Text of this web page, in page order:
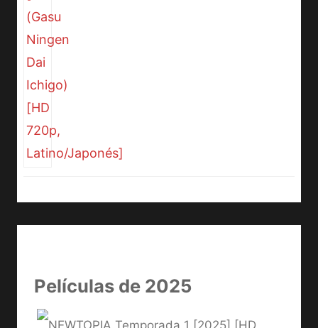
Películas de 2025